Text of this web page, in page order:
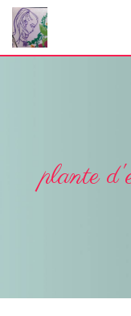
Panneau de gestion
plante